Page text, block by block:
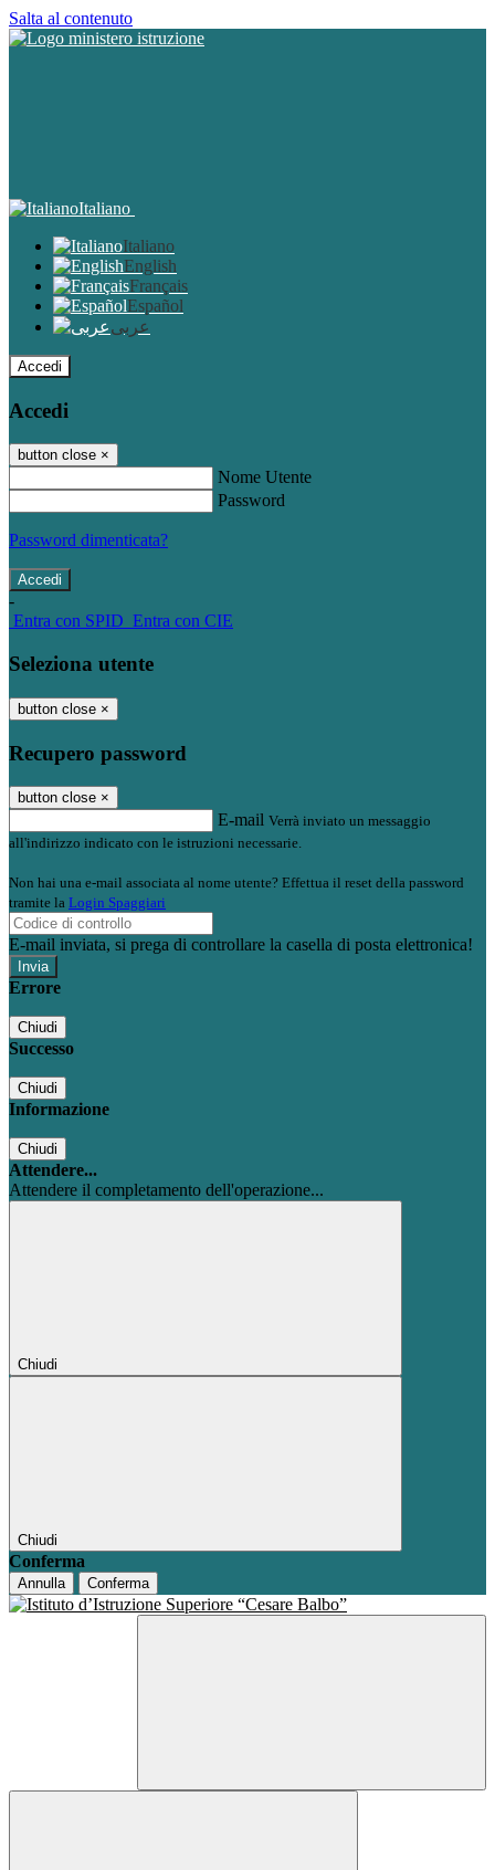
Salta al contenuto
Italiano
Italiano
English
Français
Español
عربى
Accedi
Accedi
button close ×
Nome Utente
Password
Password dimenticata?
-
Entra con SPID Entra con CIE
Seleziona utente
button close ×
Recupero password
button close ×
E-mail Verrà inviato un messaggio
all'indirizzo indicato con le istruzioni necessarie.
Non hai una e-mail associata al nome utente? Effettua il reset della password
tramite la Login Spaggiari
E-mail inviata, si prega di controllare la casella di posta elettronica!
Errore
Chiudi
Successo
Chiudi
Informazione
Chiudi
Attendere...
Attendere il completamento dell'operazione...
Chiudi
Chiudi
Conferma
Annulla Conferma